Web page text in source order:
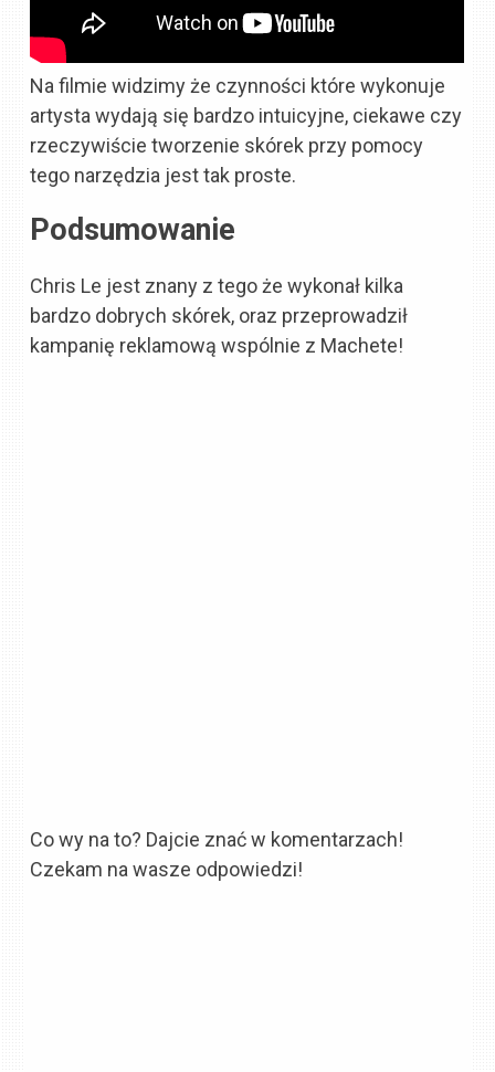
Na filmie widzimy że czynności które wykonuje
artysta wydają się bardzo intuicyjne, ciekawe czy
rzeczywiście tworzenie skórek przy pomocy
tego narzędzia jest tak proste.
Podsumowanie
Chris Le jest znany z tego że wykonał kilka
bardzo dobrych skórek, oraz przeprowadził
kampanię reklamową wspólnie z Machete!
Co wy na to? Dajcie znać w komentarzach!
Czekam na wasze odpowiedzi!